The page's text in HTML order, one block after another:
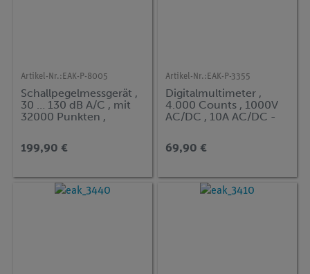
Artikel-Nr.: EAK-P-8005
Schallpegelmessgerät ,
30 … 130 dB A/C , mit
32000 Punkten ,
199,90 €
Artikel-Nr.: EAK-P-3355
Digitalmultimeter ,
4.000 Counts , 1000V
AC/DC , 10A AC/DC -
69,90 €